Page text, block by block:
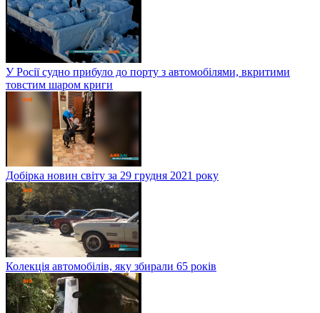
У Росії судно прибуло до порту з автомобілями, вкритими
товстим шаром криги
Добірка новин світу за 29 грудня 2021 року
Колекція автомобілів, яку збирали 65 років